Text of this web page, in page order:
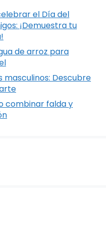
el Día del
¡Demuestra tu
de arroz para
masculinos: Descubre
combinar falda y